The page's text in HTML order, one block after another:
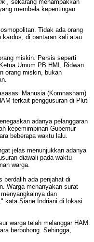
sekarang menampakkan
membela kepentingan
Tidak ada orang
kardus, di bantaran kali atau
miskin. Persis seperti
Umum PB HMI, Ridwan
orang miskin, bukan
Manusia (Komnasham)
terkait penggusuran di Pluti
adanya pelanggaran
kepemimpinan Gubernur
beberapa waktu lalu.
jelas menunjukkan adanya
diawali pada waktu
warga.
berdalih ada penjahat di
Warga menanyakan surat
dan
kata Siane Indriani di lokasi
warga telah melanggar HAM.
berbohong. Sehingga,